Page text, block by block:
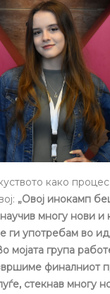
како
„Овој инокамп
многу нови и
ги употребам во
мојата група
финалниот
стекнав многу